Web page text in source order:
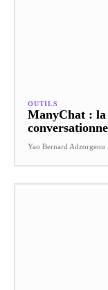
OUTILS
ManyChat :
Yao Bernard Adzorgenu